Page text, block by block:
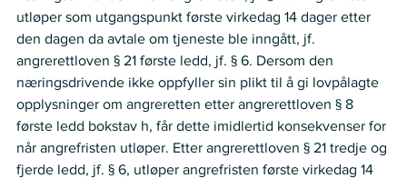
utløper som utgangspunkt første virkedag 14 dager etter
den dagen da avtale om tjeneste ble inngått, jf.
angrerettloven § 21 første ledd, jf. § 6. Dersom den
næringsdrivende ikke oppfyller sin plikt til å gi lovpålagte
opplysninger om angreretten etter angrerettloven § 8
første ledd bokstav h, får dette imidlertid konsekvenser for
når angrefristen utløper. Etter angrerettloven § 21 tredje og
fjerde ledd, jf. § 6, utløper angrefristen første virkedag 14